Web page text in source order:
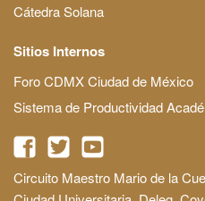
Cátedra Solana
Sitios Internos
Foro CDMX Ciudad de México
Sistema de Productividad
Circuito Maestro Mario de la